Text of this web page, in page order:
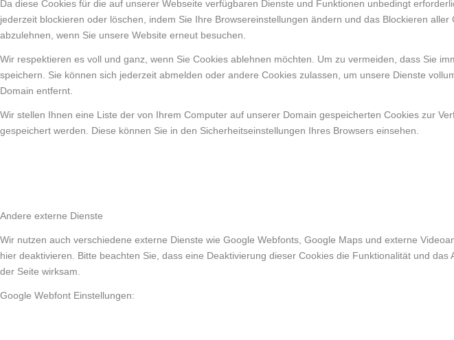
Da diese Cookies für die auf unserer Webseite verfügbaren Dienste und Funktionen unbedingt
jederzeit blockieren oder löschen, indem Sie Ihre Browsereinstellungen ändern und das Blockieren
abzulehnen, wenn Sie unsere Website erneut besuchen.
Wir respektieren es voll und ganz, wenn Sie Cookies ablehnen möchten. Um zu vermeiden, dass Sie
speichern. Sie können sich jederzeit abmelden oder andere Cookies zulassen, um unsere Dienste
Domain entfernt.
Wir stellen Ihnen eine Liste der von Ihrem Computer auf unserer Domain gespeicherten Cookies zur
gespeichert werden. Diese können Sie in den Sicherheitseinstellungen Ihres Browsers einsehen.
Andere externe Dienste
Wir nutzen auch verschiedene externe Dienste wie Google Webfonts, Google Maps und externe
hier deaktivieren. Bitte beachten Sie, dass eine Deaktivierung dieser Cookies die Funktionalität und
der Seite wirksam.
Google Webfont Einstellungen: